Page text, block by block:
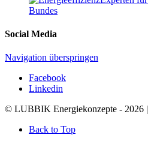
Social Media
Navigation überspringen
Facebook
Linkedin
© LUBBIK Energiekonzepte - 2026 |
Back to Top